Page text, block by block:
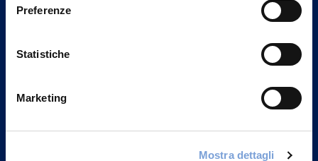
Preferenze
Statistiche
Marketing
Mostra dettagli